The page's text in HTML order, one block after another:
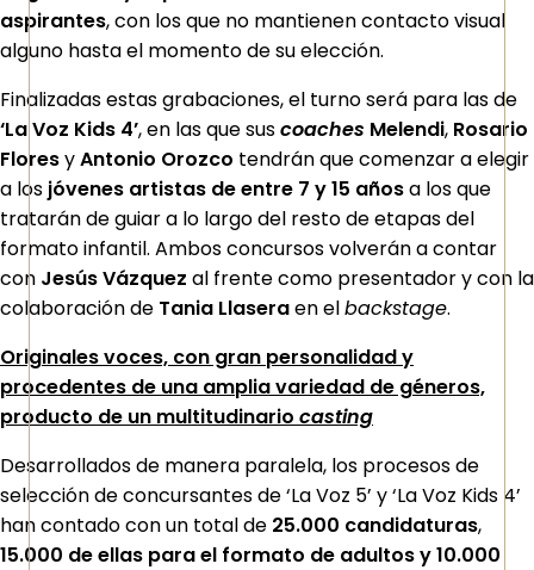
aspirantes, con los que no mantienen contacto visual
alguno hasta el momento de su elección.
Finalizadas estas grabaciones, el turno será para las de
‘La Voz Kids 4’, en las que suscoaches Melendi, Rosario
FloresyAntonio Orozco tendrán que comenzar a elegir
a los jóvenes artistas de entre 7 y 15 añosa los que
tratarán de guiar a lo largo del resto de etapas del
formato infantil. Ambos concursos volverán a contar
con Jesús Vázquez al frente como presentador y con la
colaboración de Tania Llaseraen elbackstage.
Originales voces, con gran personalidad y
procedentes de una amplia variedad de géneros,
producto de un multitudinario casting
Desarrollados de manera paralela, los procesos de
selección de concursantes de ‘La Voz 5’ y ‘La Voz Kids 4’
han contado con un total de 25.000 candidaturas,
15.000 de ellas para el formato de adultos y 10.000